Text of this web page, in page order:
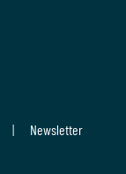
Newsletter